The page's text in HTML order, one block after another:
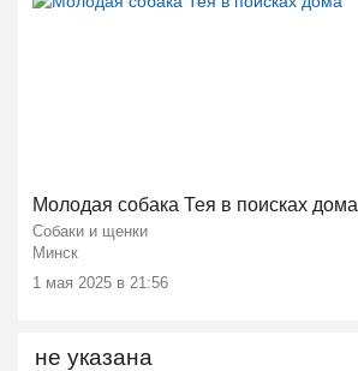
Молодая собака Тея в поисках дома
Собаки и щенки
Минск
1 мая 2025 в 21:56
не указана